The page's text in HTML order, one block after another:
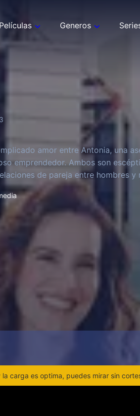
Películas Generos
amor entre Antonia, una
emprendedor. Ambos son
de pareja entre hombres y
carga es optima, puedes mirar sin